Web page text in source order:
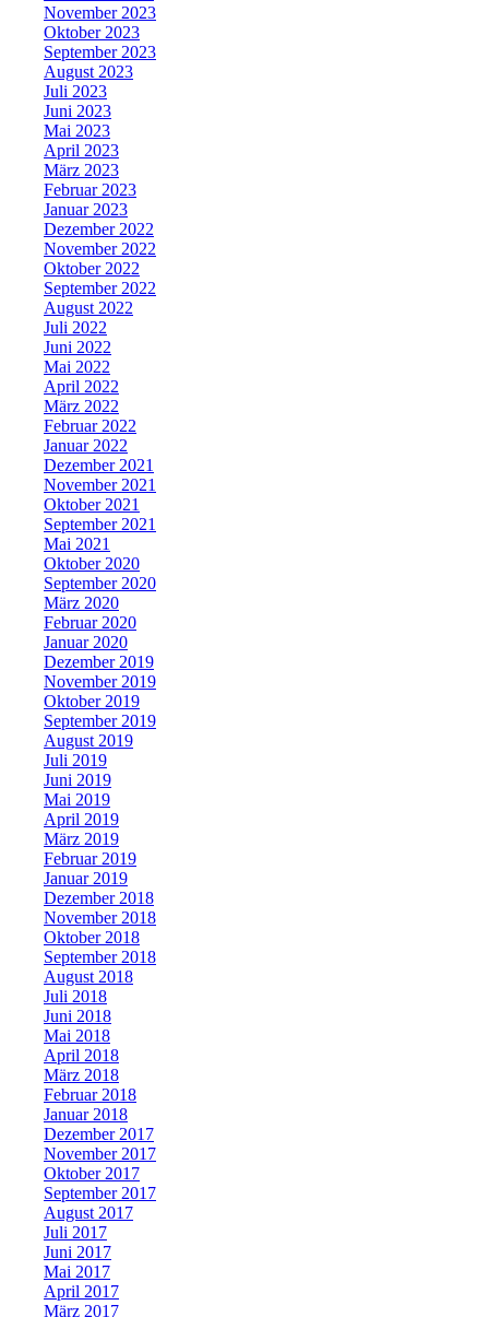
November 2023
Oktober 2023
September 2023
August 2023
Juli 2023
Juni 2023
Mai 2023
April 2023
März 2023
Februar 2023
Januar 2023
Dezember 2022
November 2022
Oktober 2022
September 2022
August 2022
Juli 2022
Juni 2022
Mai 2022
April 2022
März 2022
Februar 2022
Januar 2022
Dezember 2021
November 2021
Oktober 2021
September 2021
Mai 2021
Oktober 2020
September 2020
März 2020
Februar 2020
Januar 2020
Dezember 2019
November 2019
Oktober 2019
September 2019
August 2019
Juli 2019
Juni 2019
Mai 2019
April 2019
März 2019
Februar 2019
Januar 2019
Dezember 2018
November 2018
Oktober 2018
September 2018
August 2018
Juli 2018
Juni 2018
Mai 2018
April 2018
März 2018
Februar 2018
Januar 2018
Dezember 2017
November 2017
Oktober 2017
September 2017
August 2017
Juli 2017
Juni 2017
Mai 2017
April 2017
März 2017